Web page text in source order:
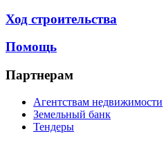
Ход строительства
Помощь
Партнерам
Агентствам недвижимости
Земельный банк
Тендеры